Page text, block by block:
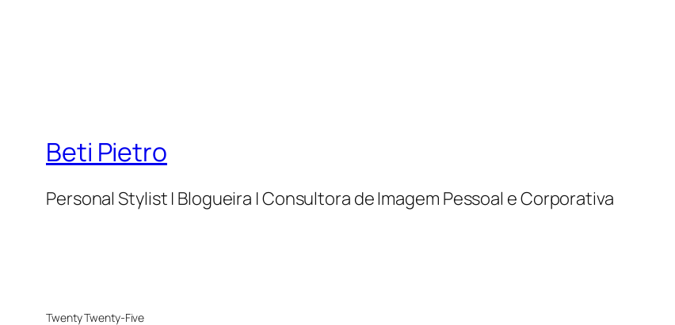
Beti Pietro
Personal Stylist | Blogueira | Consultora de Imagem Pessoal e Corporativa
Twenty Twenty-Five